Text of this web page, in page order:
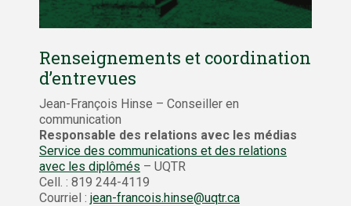
Renseignements et coordination
d’entrevues
Jean-François Hinse – Conseiller en
communication
Responsable des relations avec les médias
Service des communications et des relations
avec les diplômés – UQTR
Cell. : 819 244-4119
Courriel : jean-francois.hinse@uqtr.ca